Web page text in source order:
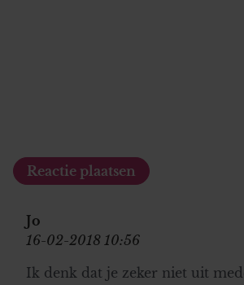
Jo
16-02-2018 10:56
Ik denk dat je zeker niet uit